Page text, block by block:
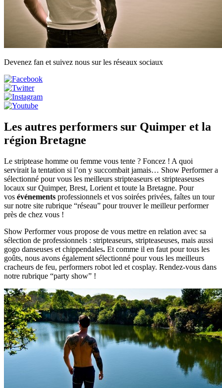
Devenez fan et suivez nous sur les réseaux sociaux
Les autres performers sur Quimper et la
région Bretagne
Le striptease homme ou femme vous tente ? Foncez ! A quoi
servirait la tentation si l’on y succombait jamais… Show Performer a
sélectionné pour vous les meilleurs stripteaseurs et stripteaseuses
locaux sur Quimper, Brest, Lorient et toute la Bretagne. Pour
vos événements professionnels et vos soirées privées, faîtes un tour
sur notre site rubrique “réseau” pour trouver le meilleur performer
près de chez vous !
Show Performer vous propose de vous mettre en relation avec sa
sélection de professionnels : stripteaseurs, stripteaseuses, mais aussi
gogo danseuses et chippendales. Et comme il en faut pour tous les
goûts, nous avons également sélectionné pour vous les meilleurs
cracheurs de feu, performers robot led et cosplay. Rendez-vous dans
notre rubrique “party show” !